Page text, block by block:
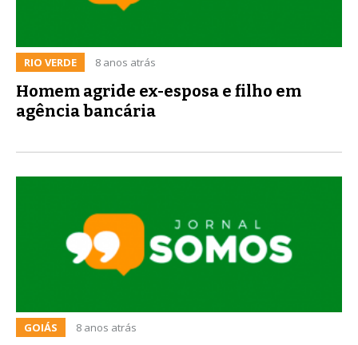
RIO VERDE 8 anos atrás
Homem agride ex-esposa e filho em
agência bancária
GOIÁS 8 anos atrás